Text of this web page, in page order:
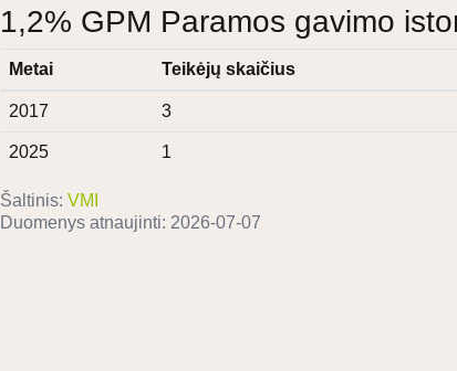
1,2% GPM Paramos gavimo
Metai Teikėjų skaičius
2017 3
2025 1
Šaltinis: VMI
Duomenys atnaujinti: 2026-07-07